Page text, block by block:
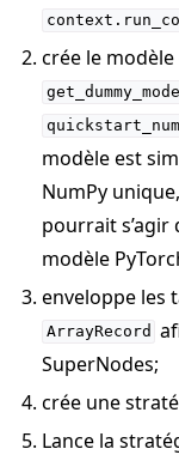
crée le
modèle est
NumPy
pourrait s’agir
modèle
enveloppe les
ArrayRecord
SuperNodes;
crée une
Lance la